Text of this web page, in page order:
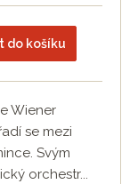
do košíku
Wiener
se mezi
Svým
orchestr...